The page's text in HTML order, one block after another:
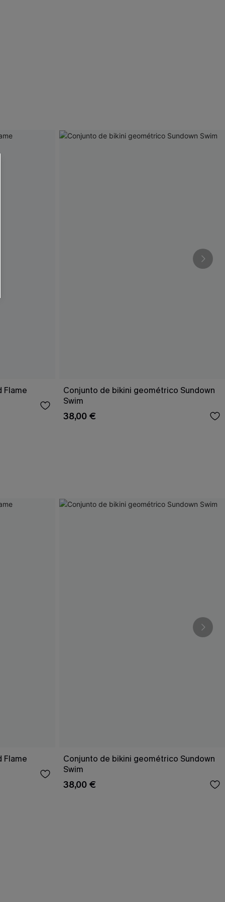
Flame
Conjunto de bikini geométrico Sundown
Swim
38,00 €
Flame
Conjunto de bikini geométrico Sundown
Swim
38,00 €